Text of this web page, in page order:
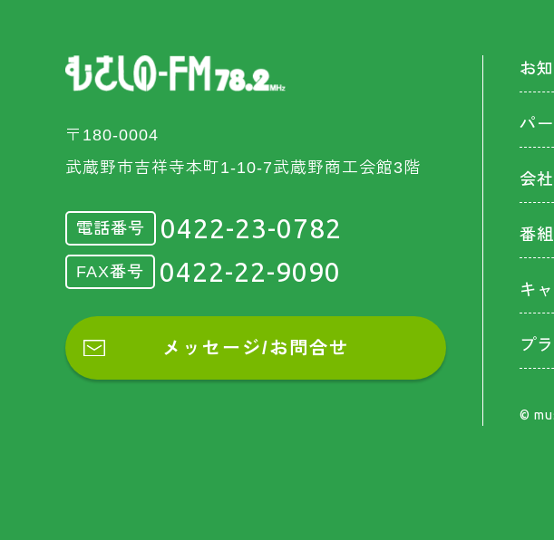
〒180-0004
武蔵野市吉祥寺本町1-10-7武蔵野商工会館3階
電話番号 0422-23-0782
FAX番号 0422-22-9090
メッセージ/お問合せ
お
パ
会
番
キ
プ
©︎